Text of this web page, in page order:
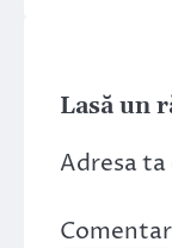
Lasă un
Adresa